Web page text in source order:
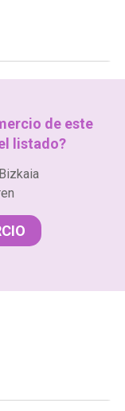
de este
listado?